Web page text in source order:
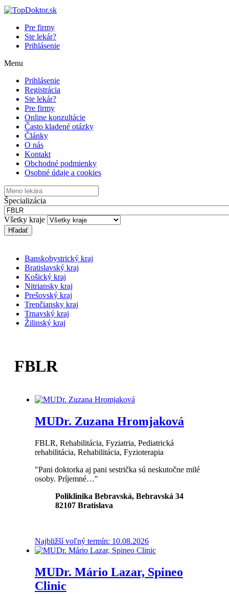
Pre firmy
Ste lekár?
Prihlásenie
Menu
Prihlásenie
Registrácia
Ste lekár?
Pre firmy
Online konzultácie
Často kladené otázky
Články
O nás
Kontakt
Obchodné podmienky
Osobné údaje a cookies
Špecializácia
Všetky kraje
Hľadať
Banskobystrický kraj
Bratislavský kraj
Košický kraj
Nitriansky kraj
Prešovský kraj
Trenčiansky kraj
Trnavský kraj
Žilinský kraj
FBLR
MUDr. Zuzana Hromjaková
FBLR, Rehabilitácia, Fyziatria, Pediatrická
rehabilitácia, Rehabilitácia, Fyzioterapia
"Pani doktorka aj pani sestrička sú neskutočne milé
osoby. Príjemné…"
Poliklinika Bebravská, Bebravská 34
82107 Bratislava
Najbližší voľný termín: 10.08.2026
MUDr. Mário Lazar, Spineo
Clinic